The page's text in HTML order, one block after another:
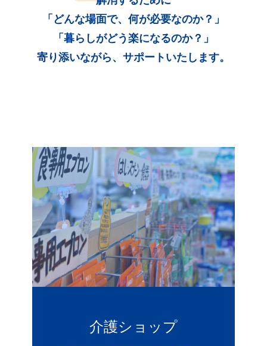
「どんな場面で、何が必要なのか？」
「暮らしがどう楽になるのか？」
寄り添いながら、サポートいたします。
介護ショップ